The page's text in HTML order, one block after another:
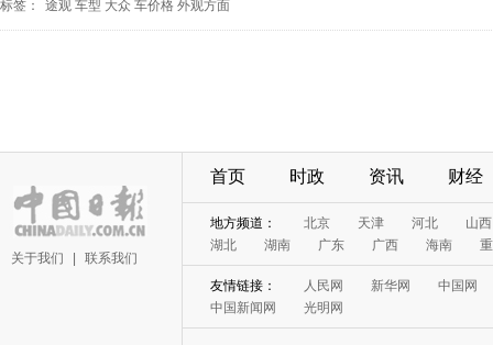
标签： 途观 车型 大众 车价格 外观方面
关于我们 联系我们
首页 时政 资讯 财经
地方频道： 北京 天津 河北
山西
湖北
湖南 广东 广西 海南
友情链接： 人民网 新华网
中国网
中国新闻网
光明网